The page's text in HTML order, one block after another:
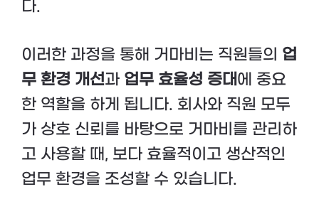
다.
이러한 과정을 통해 거마비는 직원들의 업
무 환경 개선과 업무 효율성 증대에 중요
한 역할을 하게 됩니다. 회사와 직원 모두
가 상호 신뢰를 바탕으로 거마비를 관리하
고 사용할 때, 보다 효율적이고 생산적인
업무 환경을 조성할 수 있습니다.